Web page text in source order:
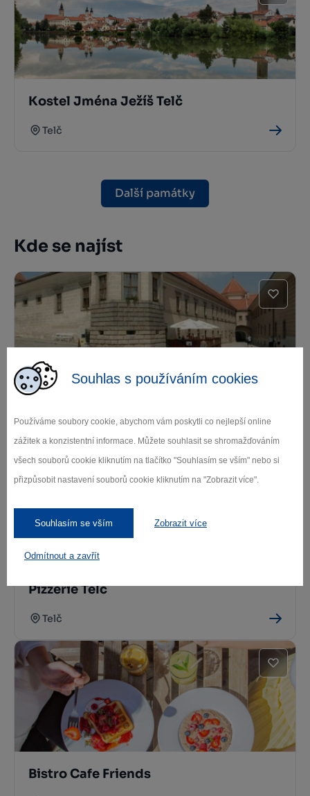
Souhlas s používáním cookies
Používáme soubory cookie, abychom vám poskytli co nejlepší online
zážitek a konzistentní informace. Můžete souhlasit se shromažďováním
všech souborů cookie kliknutím na tlačítko "Souhlasím se vším" nebo si
přizpůsobit nastavení souborů cookie kliknutím na "Zobrazit více".
Souhlasím se vším Zobrazit více
Odmítnout a zavřít
Kostel Jména Ježíš Telč
Telč
Další památky
Kde se najíst
Telč - vnitřní město
Pizzerie Telč
Telč
Bistro Cafe Friends